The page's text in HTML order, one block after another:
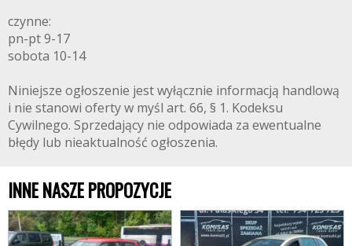
czynne:
pn-pt 9-17
sobota 10-14
Niniejsze ogłoszenie jest wyłącznie informacją handlową
i nie stanowi oferty w myśl art. 66, § 1. Kodeksu
Cywilnego. Sprzedający nie odpowiada za ewentualne
błędy lub nieaktualność ogłoszenia.
INNE NASZE PROPOZYCJE